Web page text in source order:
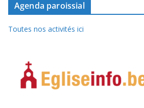
Agenda paroissial
Toutes nos activités ici